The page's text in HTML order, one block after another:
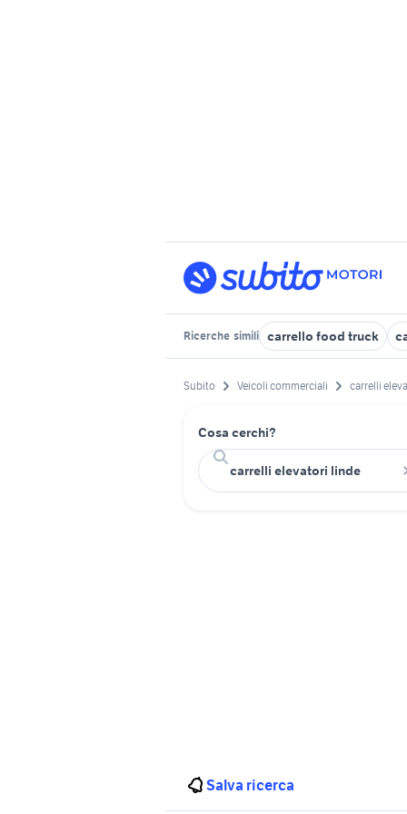
Ricerche simili carrello food truck
Subito Veicoli commerciali carrelli
Cosa cerchi?
Salva ricerca